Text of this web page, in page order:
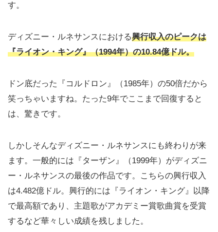
す。
ディズニー・ルネサンスにおける興行収入のピークは
『ライオン・キング』（1994年）の10.84億ドル。
ドン底だった『コルドロン』（1985年）の50倍だから
笑っちゃいますね。たった9年でここまで回復すると
は、驚きです。
しかしそんなディズニー・ルネサンスにも終わりが来
ます。一般的には『ターザン』（1999年）がディズニ
ー・ルネサンスの最後の作品です。こちらの興行収入
は4.482億ドル。興行的には『ライオン・キング』以降
で最高額であり、主題歌がアカデミー賞歌曲賞を受賞
するなど華々しい成績を残しました。